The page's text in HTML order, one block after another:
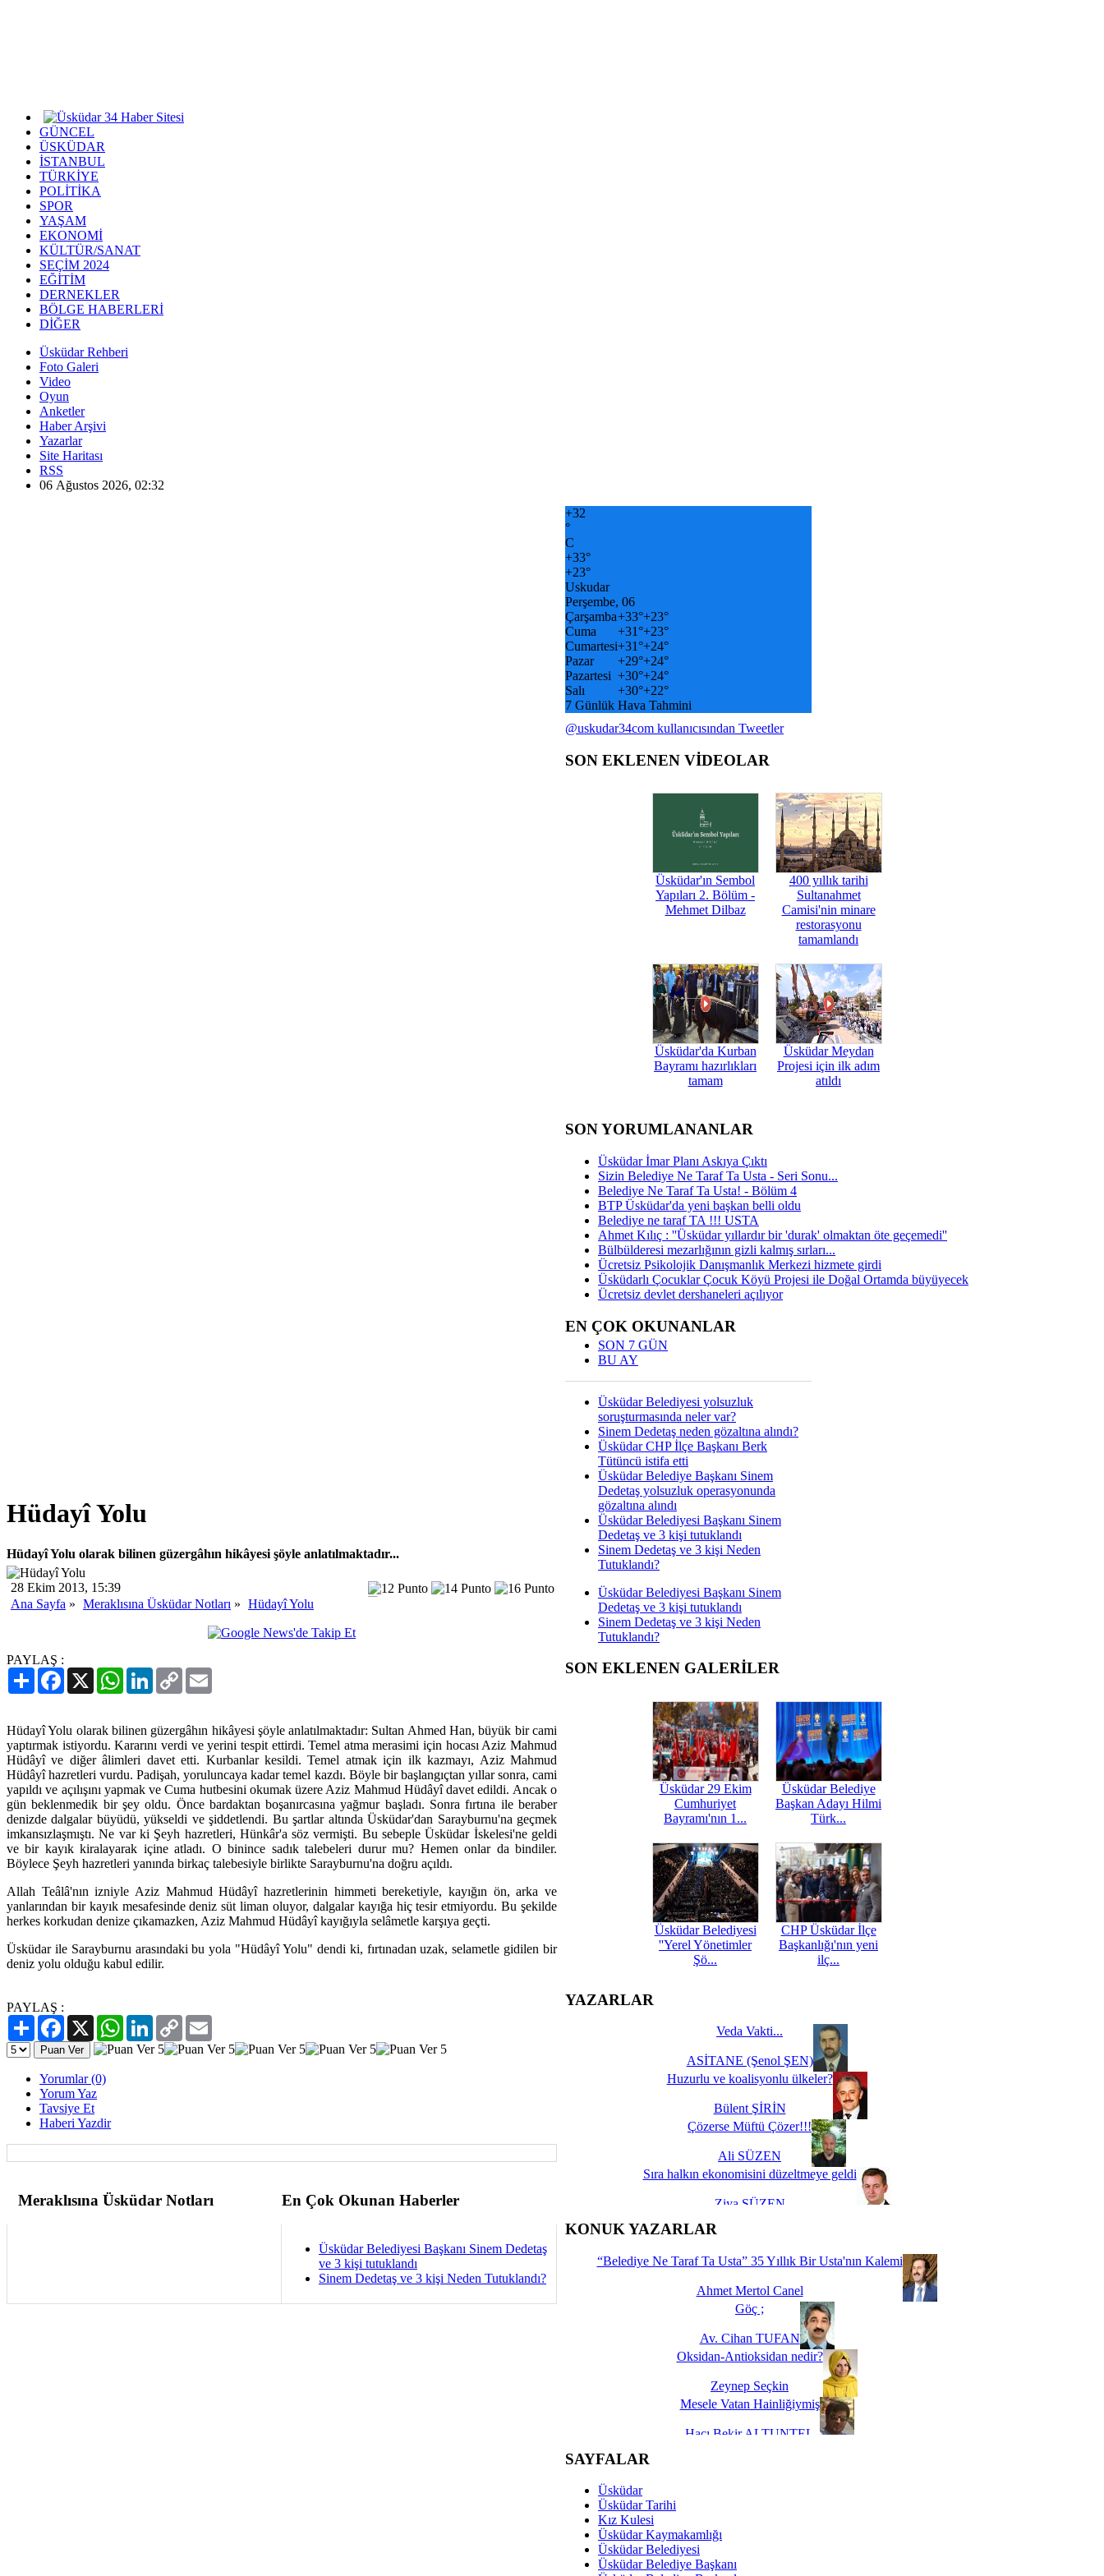
GÜNCEL
ÜSKÜDAR
İSTANBUL
TÜRKİYE
POLİTİKA
SPOR
YAŞAM
EKONOMİ
KÜLTÜR/SANAT
SEÇİM 2024
EĞİTİM
DERNEKLER
BÖLGE HABERLERİ
DİĞER
Üsküdar Rehberi
Foto Galeri
Video
Oyun
Anketler
Haber Arşivi
Yazarlar
Site Haritası
RSS
06 Ağustos 2026, 02:32
Hüdayî Yolu
Hüdayî Yolu olarak bilinen güzergâhın hikâyesi şöyle anlatılmaktadır...
28 Ekim 2013, 15:39
Ana Sayfa » Meraklısına Üsküdar Notları » Hüdayî Yolu
PAYLAŞ :
PaylaşFacebook
X WhatsAppLinkedIn
Copy
Link
Hüdayî Yolu olarak bilinen güzergâhın hikâyesi şöyle anlatılmaktadır: Sultan Ahmed Han, büyük bir cami
yaptırmak istiyordu. Kararını verdi ve yerini tespit ettirdi. Temel atma merasimi için hocası Aziz Mahmud
Hüdâyî ve diğer âlimleri davet etti. Kurbanlar kesildi. Temel atmak için ilk kazmayı, Aziz Mahmud
Hüdâyî hazretleri vurdu. Padişah, yoruluncaya kadar temel kazdı. Böyle bir başlangıçtan yıllar sonra, cami
yapıldı ve açılışını yapmak ve Cuma hutbesini okumak üzere Aziz Mahmud Hüdâyî davet edildi. Ancak o
gün beklenmedik bir şey oldu. Önce bardaktan boşanırcasına yağmur başladı. Sonra fırtına ile beraber
denizde dalgalar büyüdü, yükseldi ve şiddetlendi. Bu şartlar altında Üsküdar'dan Sarayburnu'na geçmek
imkansızlaşmıştı. Ne var ki Şeyh hazretleri, Hünkâr'a söz vermişti. Bu sebeple Üsküdar İskelesi'ne geldi
ve bir kayık kiralayarak içine atladı. O binince sadık talebeleri durur mu? Hemen onlar da bindiler.
Böylece Şeyh hazretleri yanında birkaç talebesiyle birlikte Sarayburnu'na doğru açıldı.
Allah Teâlâ'nın izniyle Aziz Mahmud Hüdâyî hazretlerinin himmeti bereketiyle, kayığın ön, arka ve
yanlarından bir kayık mesafesinde deniz süt liman oluyor, dalgalar kayığa hiç tesir etmiyordu. Bu şekilde
herkes korkudan denize çıkamazken, Aziz Mahmud Hüdâyî kayığıyla selâmetle karşıya geçti.
Üsküdar ile Sarayburnu arasındaki bu yola "Hüdâyî Yolu" dendi ki, fırtınadan uzak, selametle gidilen bir
deniz yolu olduğu kabul edilir.
PAYLAŞ :
PaylaşFacebook
X WhatsAppLinkedIn
Copy
Link
Yorumlar (0)
Yorum Yaz
Tavsiye Et
Haberi Yazdir
Meraklısına Üsküdar Notları En Çok Okunan Haberler
Üsküdar Belediyesi Başkanı Sinem Dedetaş
ve 3 kişi tutuklandı
Sinem Dedetaş ve 3 kişi Neden Tutuklandı?
+32
°
C
+33°
+23°
Uskudar
Perşembe, 06
Çarşamba+33°+23°
Cuma
+31°+23°
Cumartesi+31°+24°
Pazar
+29°+24°
Pazartesi +30°+24°
Salı
+30°+22°
7 Günlük Hava Tahmini
@uskudar34com kullanıcısından Tweetler
SON EKLENEN VİDEOLAR
Üsküdar'ın Sembol
Yapıları 2. Bölüm -
Mehmet Dilbaz
400 yıllık tarihi
Sultanahmet
Camisi'nin minare
restorasyonu
tamamlandı
Üsküdar'da Kurban
Bayramı hazırlıkları
tamam
Üsküdar Meydan
Projesi için ilk adım
atıldı
SON YORUMLANANLAR
Üsküdar İmar Planı Askıya Çıktı
Sizin Belediye Ne Taraf Ta Usta - Seri Sonu...
Belediye Ne Taraf Ta Usta! - Bölüm 4
BTP Üsküdar'da yeni başkan belli oldu
Belediye ne taraf TA !!! USTA
Ahmet Kılıç : ''Üsküdar yıllardır bir 'durak' olmaktan öte geçemedi''
Bülbülderesi mezarlığının gizli kalmış sırları...
Ücretsiz Psikolojik Danışmanlık Merkezi hizmete girdi
Üsküdarlı Çocuklar Çocuk Köyü Projesi ile Doğal Ortamda büyüyecek
Ücretsiz devlet dershaneleri açılıyor
EN ÇOK OKUNANLAR
SON 7 GÜN
BU AY
Üsküdar Belediyesi yolsuzluk
soruşturmasında neler var?
Sinem Dedetaş neden gözaltına alındı?
Üsküdar CHP İlçe Başkanı Berk
Tütüncü istifa etti
Üsküdar Belediye Başkanı Sinem
Dedetaş yolsuzluk operasyonunda
gözaltına alındı
Üsküdar Belediyesi Başkanı Sinem
Dedetaş ve 3 kişi tutuklandı
Sinem Dedetaş ve 3 kişi Neden
Tutuklandı?
Üsküdar Belediyesi Başkanı Sinem
Dedetaş ve 3 kişi tutuklandı
Sinem Dedetaş ve 3 kişi Neden
Tutuklandı?
SON EKLENEN GALERİLER
Üsküdar 29 Ekim
Cumhuriyet
Bayramı'nın 1...
Üsküdar Belediye
Başkan Adayı Hilmi
Türk...
Üsküdar Belediyesi
''Yerel Yönetimler
Şö...
CHP Üsküdar İlçe
Başkanlığı'nın yeni
ilç...
YAZARLAR
Veda Vakti...
ASİTANE (Şenol ŞEN)
Huzurlu ve koalisyonlu ülkeler?
Bülent ŞİRİN
Çözerse Müftü Çözer!!!
Ali SÜZEN
Sıra halkın ekonomisini düzeltmeye geldi
Ziya SÜZEN
İşte Biz buyuz...
KONUK YAZARLAR
“Belediye Ne Taraf Ta Usta” 35 Yıllık Bir Usta'nın Kalemi
Ahmet Mertol Canel
Göç ;
Av. Cihan TUFAN
Oksidan-Antioksidan nedir?
Zeynep Seçkin
Mesele Vatan Hainliğiymiş
Hacı Bekir ALTUNTEL
Dünya Fani, Ama Kısa Bir Süre De Olsa Burdayız
Savaş ŞENEL
Hukukun Adaleti Kalmadı Üstadım!
SAYFALAR
Üsküdar
Üsküdar Tarihi
Kız Kulesi
Üsküdar Kaymakamlığı
Üsküdar Belediyesi
Üsküdar Belediye Başkanı